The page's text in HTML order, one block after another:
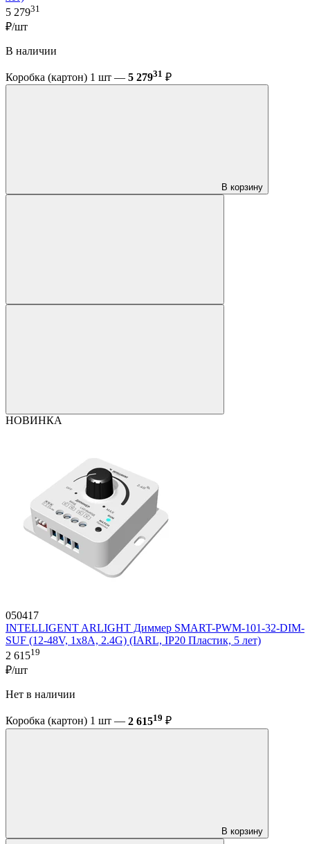
5 27931
₽/шт
В наличии
Коробка (картон) 1 шт — 5 27931 ₽
В корзину
НОВИНКА
050417
INTELLIGENT ARLIGHT Диммер SMART-PWM-101-32-DIM-
SUF (12-48V, 1x8A, 2.4G) (IARL, IP20 Пластик, 5 лет)
2 61519
₽/шт
Нет в наличии
Коробка (картон) 1 шт — 2 61519 ₽
В корзину